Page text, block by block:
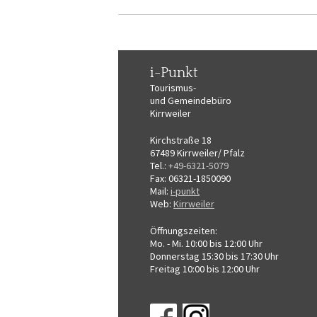
i-Punkt
Tourismus-
und Gemeindebüro
Kirrweiler
Kirchstraße 18
67489 Kirrweiler/ Pfalz
Tel.: +49-6321-5079
Fax: 06321-1850090
Mail: i-punkt
Web: Kirrweiler
Öffnungszeiten:
Mo. - Mi. 10:00 bis 12:00 Uhr
Donnerstag 15:30 bis 17:30 Uhr
Freitag 10:00 bis 12:00 Uhr